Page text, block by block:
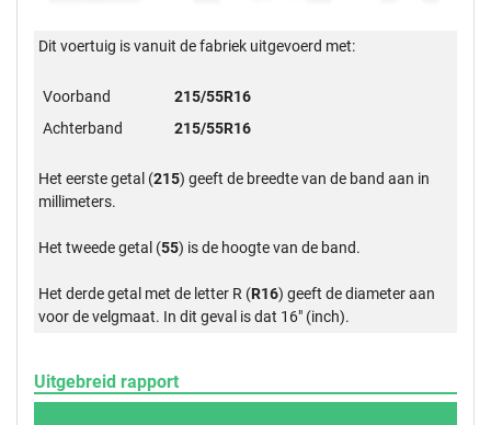
Dit voertuig is vanuit de fabriek uitgevoerd met:
Voorband
215/55R16
Achterband
215/55R16
Het eerste getal (215) geeft de breedte van de band aan in
millimeters.
Het tweede getal (55) is de hoogte van de band.
Het derde getal met de letter R (R16) geeft de diameter aan
voor de velgmaat. In dit geval is dat 16" (inch).
Uitgebreid rapport